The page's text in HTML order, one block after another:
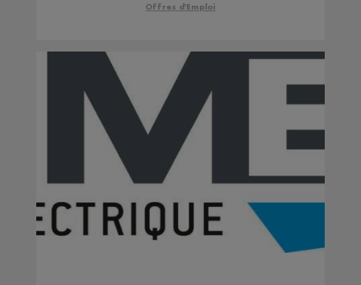
Offres d'Emploi